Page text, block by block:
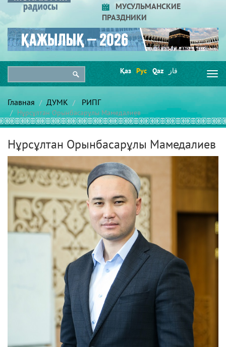
МУСУЛЬМАНСКИЕ
ПРАЗДНИКИ
Қаз Рус Qaz قاز
Главная ДУМК РИПГ
Нұрсұлтан Орынбасарұлы Мамедалиев
Нұрсұлтан Орынбасарұлы Мамедалиев